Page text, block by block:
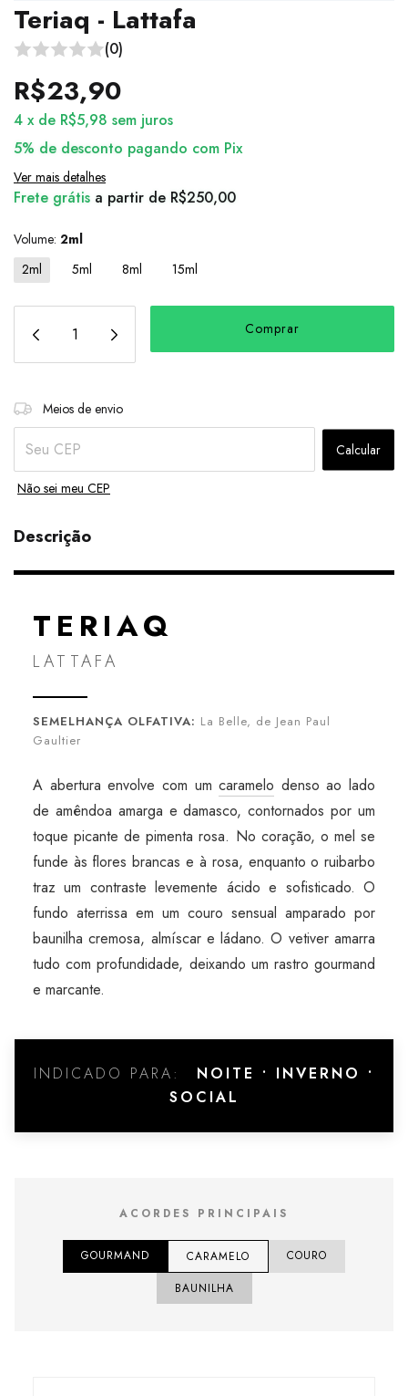
Teriaq - Lattafa
(0)
R$23,90
4 x de R$5,98 sem juros
5% de desconto pagando com Pix
Ver mais detalhes
Frete grátis a partir de R$250,00
Volume: 2ml
2ml
5ml 8ml 15ml
Entregas para o CEP:
Meios de envio
Calcular
Não sei meu CEP
Descrição
TERIAQ
LATTAFA
SEMELHANÇA OLFATIVA: La Belle, de Jean Paul
Gaultier
A abertura envolve com umcaramelo denso ao lado
de amêndoa amarga e damasco, contornados por um
toque picante de pimenta rosa. No coração, o mel se
funde às flores brancas e à rosa, enquanto o ruibarbo
traz um contraste levemente ácido e sofisticado. O
fundo aterrissa em um couro sensual amparado por
baunilha cremosa, almíscar e ládano. O vetiver amarra
tudo com profundidade, deixando um rastro gourmand
e marcante.
INDICADO PARA:
NOITE • INVERNO •
SOCIAL
ACORDES PRINCIPAIS
GOURMAND CARAMELO
COURO
BAUNILHA